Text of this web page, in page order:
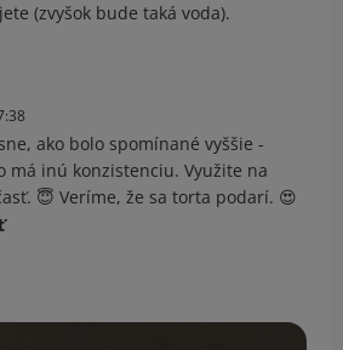
(zvyšok bude taká voda).
ako bolo spomínané vyššie -
má inú konzistenciu. Využite na
😇 Veríme, že sa torta podarí. 😍